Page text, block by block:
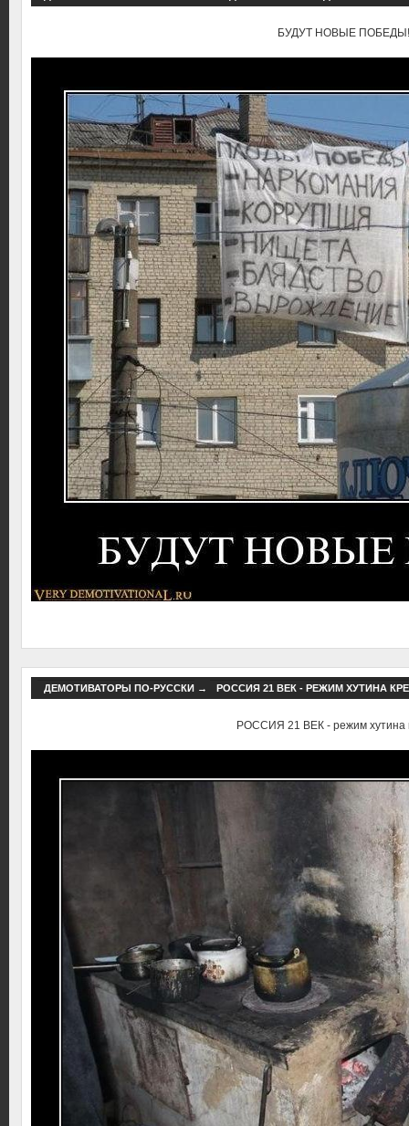
БУДУТ НОВЫЕ ПОБЕДЫ!
ДЕМОТИВАТОРЫ ПО-РУССКИ→ РОССИЯ 21 ВЕК - РЕЖИМ ХУТИНА
РОССИЯ 21 ВЕК - режим хутина